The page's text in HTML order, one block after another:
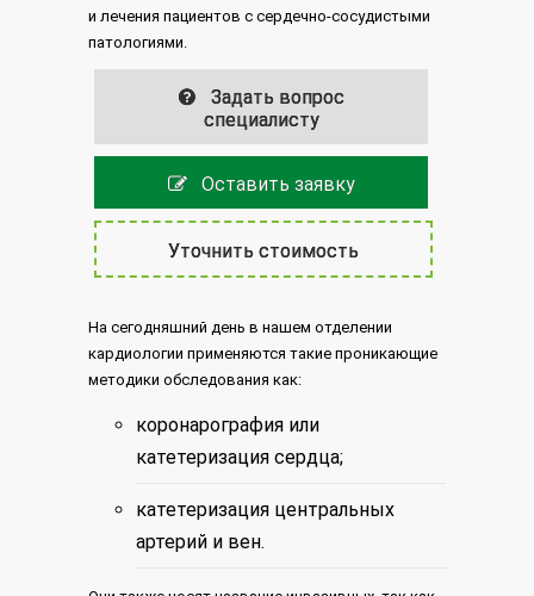
и лечения пациентов с сердечно-сосудистыми
патологиями.
Задать вопрос
специалисту
Оставить заявку
Уточнить стоимость
На сегодняшний день в нашем отделении
кардиологии применяются такие проникающие
методики обследования как:
коронарография или
катетеризация сердца;
катетеризация центральных
артерий и вен.